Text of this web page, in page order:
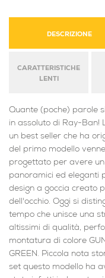
DESCRIZIONE
CARATTERISTICHE
LENTI
Quante (poche) parole
in assoluto di Ray-Ban!
un best seller che ha
del primo modello
progettato per avere
panoramici ed eleganti
design a goccia creato
dell'occhio. Oggi si
tempo che unisce una
altissimi di qualità,
montatura di colore
GREEN. Piccola nota
set questo modello ha